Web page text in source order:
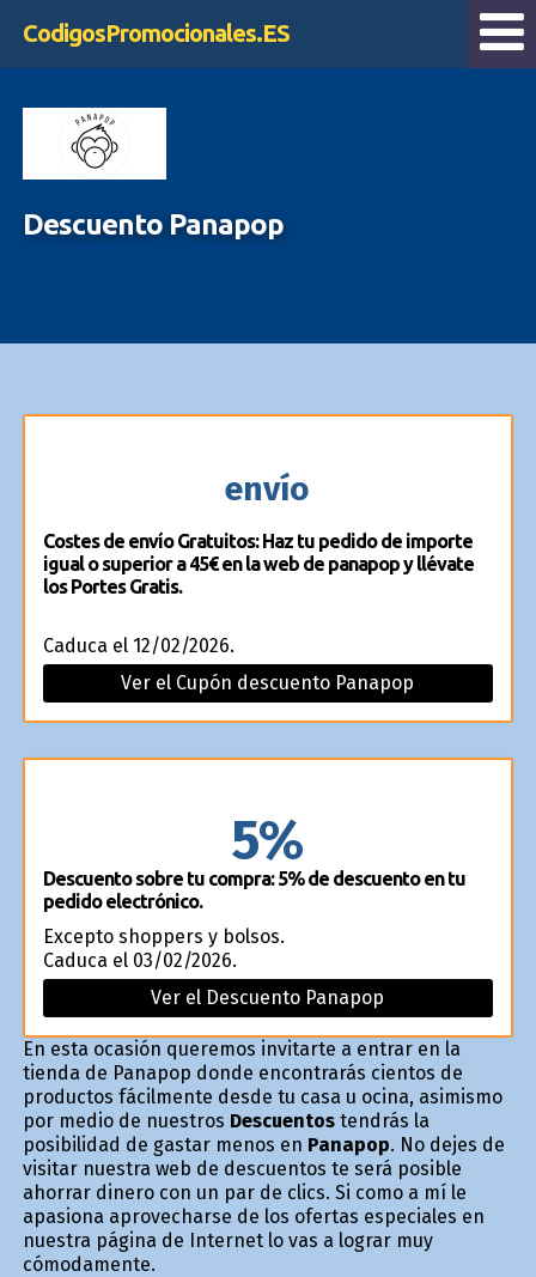
CodigosPromocionales.ES
Descuento Panapop
envío
Costes de envío Gratuitos: Haz tu pedido de importe
igual o superior a 45€ en la web de panapop y llévate
los Portes Gratis.
Caduca el 12/02/2026.
Ver el Cupón descuento Panapop
5%
Descuento sobre tu compra: 5% de descuento en tu
pedido electrónico.
Excepto shoppers y bolsos.
Caduca el 03/02/2026.
Ver el Descuento Panapop
En esta ocasión queremos invitarte a entrar en la
tienda de Panapop donde encontrarás cientos de
productos fácilmente desde tu casa u oficina, asimismo
por medio de nuestros Descuentostendrás la
posibilidad de gastar menos en Panapop. No dejes de
visitar nuestra web de descuentos te será posible
ahorrar dinero con un par de clics. Si como a mí le
apasiona aprovecharse de los ofertas especiales en
nuestra página de Internet lo vas a lograr muy
cómodamente.